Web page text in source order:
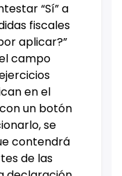
“Sí” a
fiscales
aplicar?”
campo
en el
un botón
se
contendrá
de las